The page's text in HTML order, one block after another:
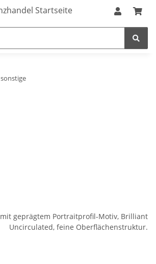
sonstige